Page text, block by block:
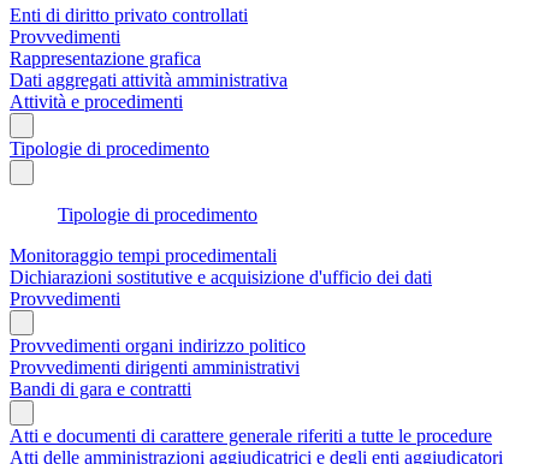
Enti di diritto privato controllati
Provvedimenti
Rappresentazione grafica
Dati aggregati attività amministrativa
Attività e procedimenti
Tipologie di procedimento
Tipologie di procedimento
Monitoraggio tempi procedimentali
Dichiarazioni sostitutive e acquisizione d'ufficio dei dati
Provvedimenti
Provvedimenti organi indirizzo politico
Provvedimenti dirigenti amministrativi
Bandi di gara e contratti
Atti e documenti di carattere generale riferiti a tutte le procedure
Atti delle amministrazioni aggiudicatrici e degli enti aggiudicatori